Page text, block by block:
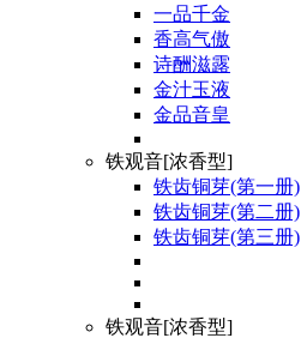
一品千金
香高气傲
诗酬滋露
金汁玉液
金品音皇
铁观音[浓香型]
铁齿铜芽(第一册)
铁齿铜芽(第二册)
铁齿铜芽(第三册)
铁观音[浓香型]